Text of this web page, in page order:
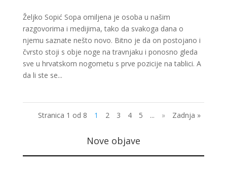
Željko Sopić Sopa omiljena je osoba u našim
razgovorima i medijima, tako da svakoga dana o
njemu saznate nešto novo. Bitno je da on postojano i
čvrsto stoji s obje noge na travnjaku i ponosno gleda
sve u hrvatskom nogometu s prve pozicije na tablici. A
da li ste se...
Stranica 1 od 8 1 2 3 4 5 ... » Zadnja »
Nove objave